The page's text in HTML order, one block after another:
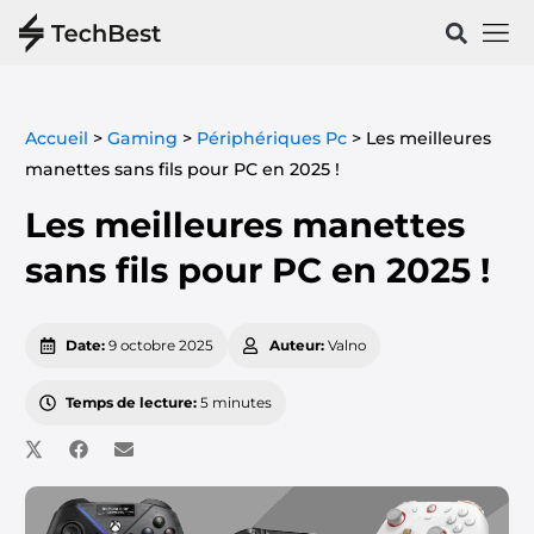
Accueil > Gaming > Périphériques Pc> Les meilleures
manettes sans fils pour PC en 2025 !
Les meilleures manettes
sans fils pour PC en 2025 !
Date:9 octobre 2025 Auteur: Valno
Temps de lecture:5 minutes